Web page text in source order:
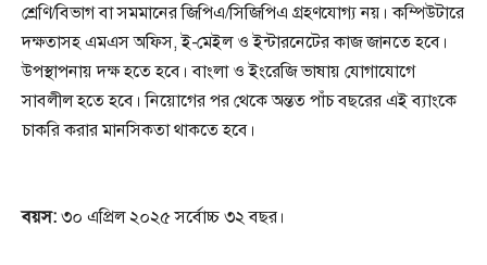
শ্রেণি/বিভাগ বা সমমানের জিপিএ/সিজিপিএ গ্রহণযোগ্য নয়। কম্পিউটারে
দক্ষতাসহ এমএস অফিস, ই-মেইল ও ইন্টারনেটের কাজ জানতে হবে।
উপস্থাপনায় দক্ষ হতে হবে। বাংলা ও ইংরেজি ভাষায় যোগাযোগে
সাবলীল হতে হবে। নিয়োগের পর থেকে অন্তত পাঁচ বছরের এই ব্যাংকে
চাকরি করার মানসিকতা থাকতে হবে।
বয়স:৩০ এপ্রিল ২০২৫ সর্বোচ্চ ৩২ বছর।